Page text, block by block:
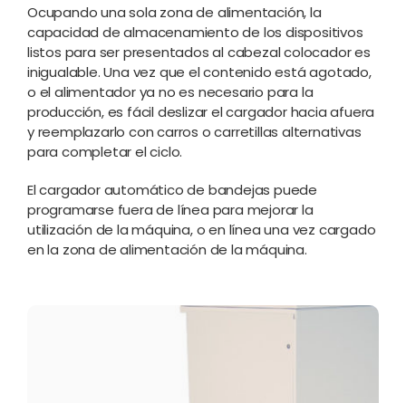
Ocupando una sola zona de alimentación, la
capacidad de almacenamiento de los dispositivos
listos para ser presentados al cabezal colocador es
inigualable. Una vez que el contenido está agotado,
o el alimentador ya no es necesario para la
producción, es fácil deslizar el cargador hacia afuera
y reemplazarlo con carros o carretillas alternativas
para completar el ciclo.
El cargador automático de bandejas puede
programarse fuera de línea para mejorar la
utilización de la máquina, o en línea una vez cargado
en la zona de alimentación de la máquina.